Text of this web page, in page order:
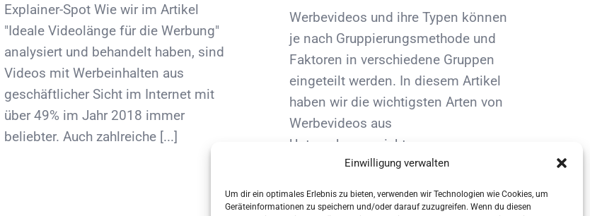
Einwilligung verwalten
Um dir ein optimales Erlebnis zu bieten, verwenden wir Technologien wie Cookies, um
Geräteinformationen zu speichern und/oder darauf zuzugreifen. Wenn du diesen
Explainer-Spot Wie wir im Artikel
"Ideale Videolänge für die Werbung"
analysiert und behandelt haben, sind
Videos mit Werbeinhalten aus
geschäftlicher Sicht im Internet mit
über 49% im Jahr 2018 immer
beliebter. Auch zahlreiche [...]
Werbevideos und ihre Typen können
je nach Gruppierungsmethode und
Faktoren in verschiedene Gruppen
eingeteilt werden. In diesem Artikel
haben wir die wichtigsten Arten von
Werbevideos aus
Unternehmenssicht
zusammengefasst. Die Grundlage
der Verpflichtung und [...]